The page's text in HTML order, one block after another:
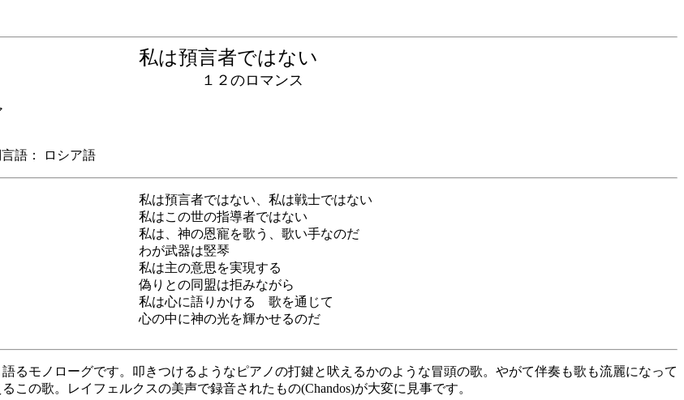
私は預言者ではない
１２のロマンス
： ロシア語
私は預言者ではない、私は戦士ではない
私はこの世の指導者ではない
私は、神の恩寵を歌う、歌い手なのだ
わが武器は竪琴
私は主の意思を実現する
偽りとの同盟は拒みながら
私は心に語りかける 歌を通じて
心の中に神の光を輝かせるのだ
るモノローグです。叩きつけるようなピアノの打鍵と吠えるかのような冒頭の歌。やがて伴奏も歌も流麗になって
この歌。レイフェルクスの美声で録音されたもの(Chandos)が大変に見事です。